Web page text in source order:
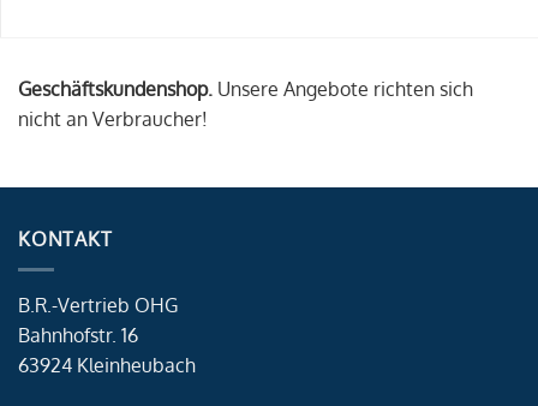
Geschäftskundenshop. Unsere Angebote richten sich
nicht an Verbraucher!
KONTAKT
B.R.-Vertrieb OHG
Bahnhofstr. 16
63924 Kleinheubach